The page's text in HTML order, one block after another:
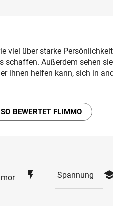
viel über starke
schaffen. Außerdem sehen
ihnen helfen kann, sich in
SO BEWERTET FLIMMO
flash_on Spannung